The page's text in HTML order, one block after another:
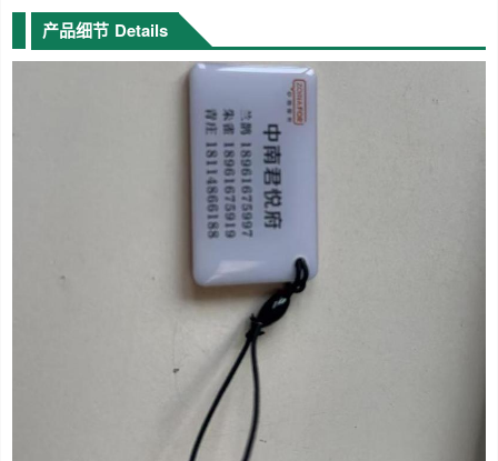
产品细节 Details